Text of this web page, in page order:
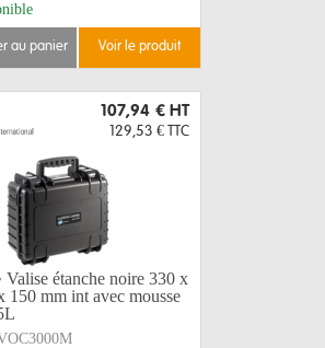
au panier voir le produit
107,94 € HT
129,53 € TTC
Valise étanche noire 330 x
150 mm int avec mousse